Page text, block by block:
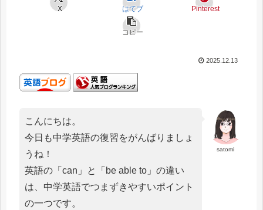
X はてブ Pinterest
コピー
2025.12.13
satomi
こんにちは。
今日も中学英語の復習をがんばりましょ
うね！
英語の「can」と「be able to」の違い
は、中学英語でつまずきやすいポイント
の一つです。